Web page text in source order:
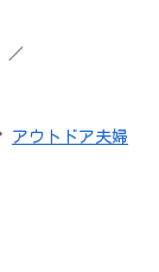
アウトドア夫婦